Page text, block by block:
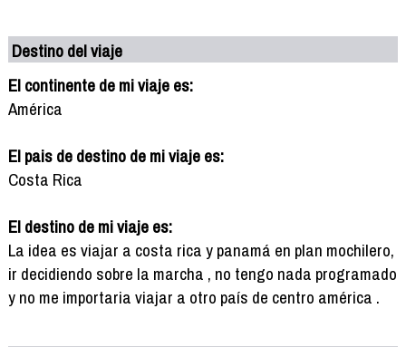
Destino del viaje
El continente de mi viaje es:
América
El pais de destino de mi viaje es:
Costa Rica
El destino de mi viaje es:
La idea es viajar a costa rica y panamá en plan mochilero,
ir decidiendo sobre la marcha , no tengo nada programado
y no me importaria viajar a otro país de centro américa .